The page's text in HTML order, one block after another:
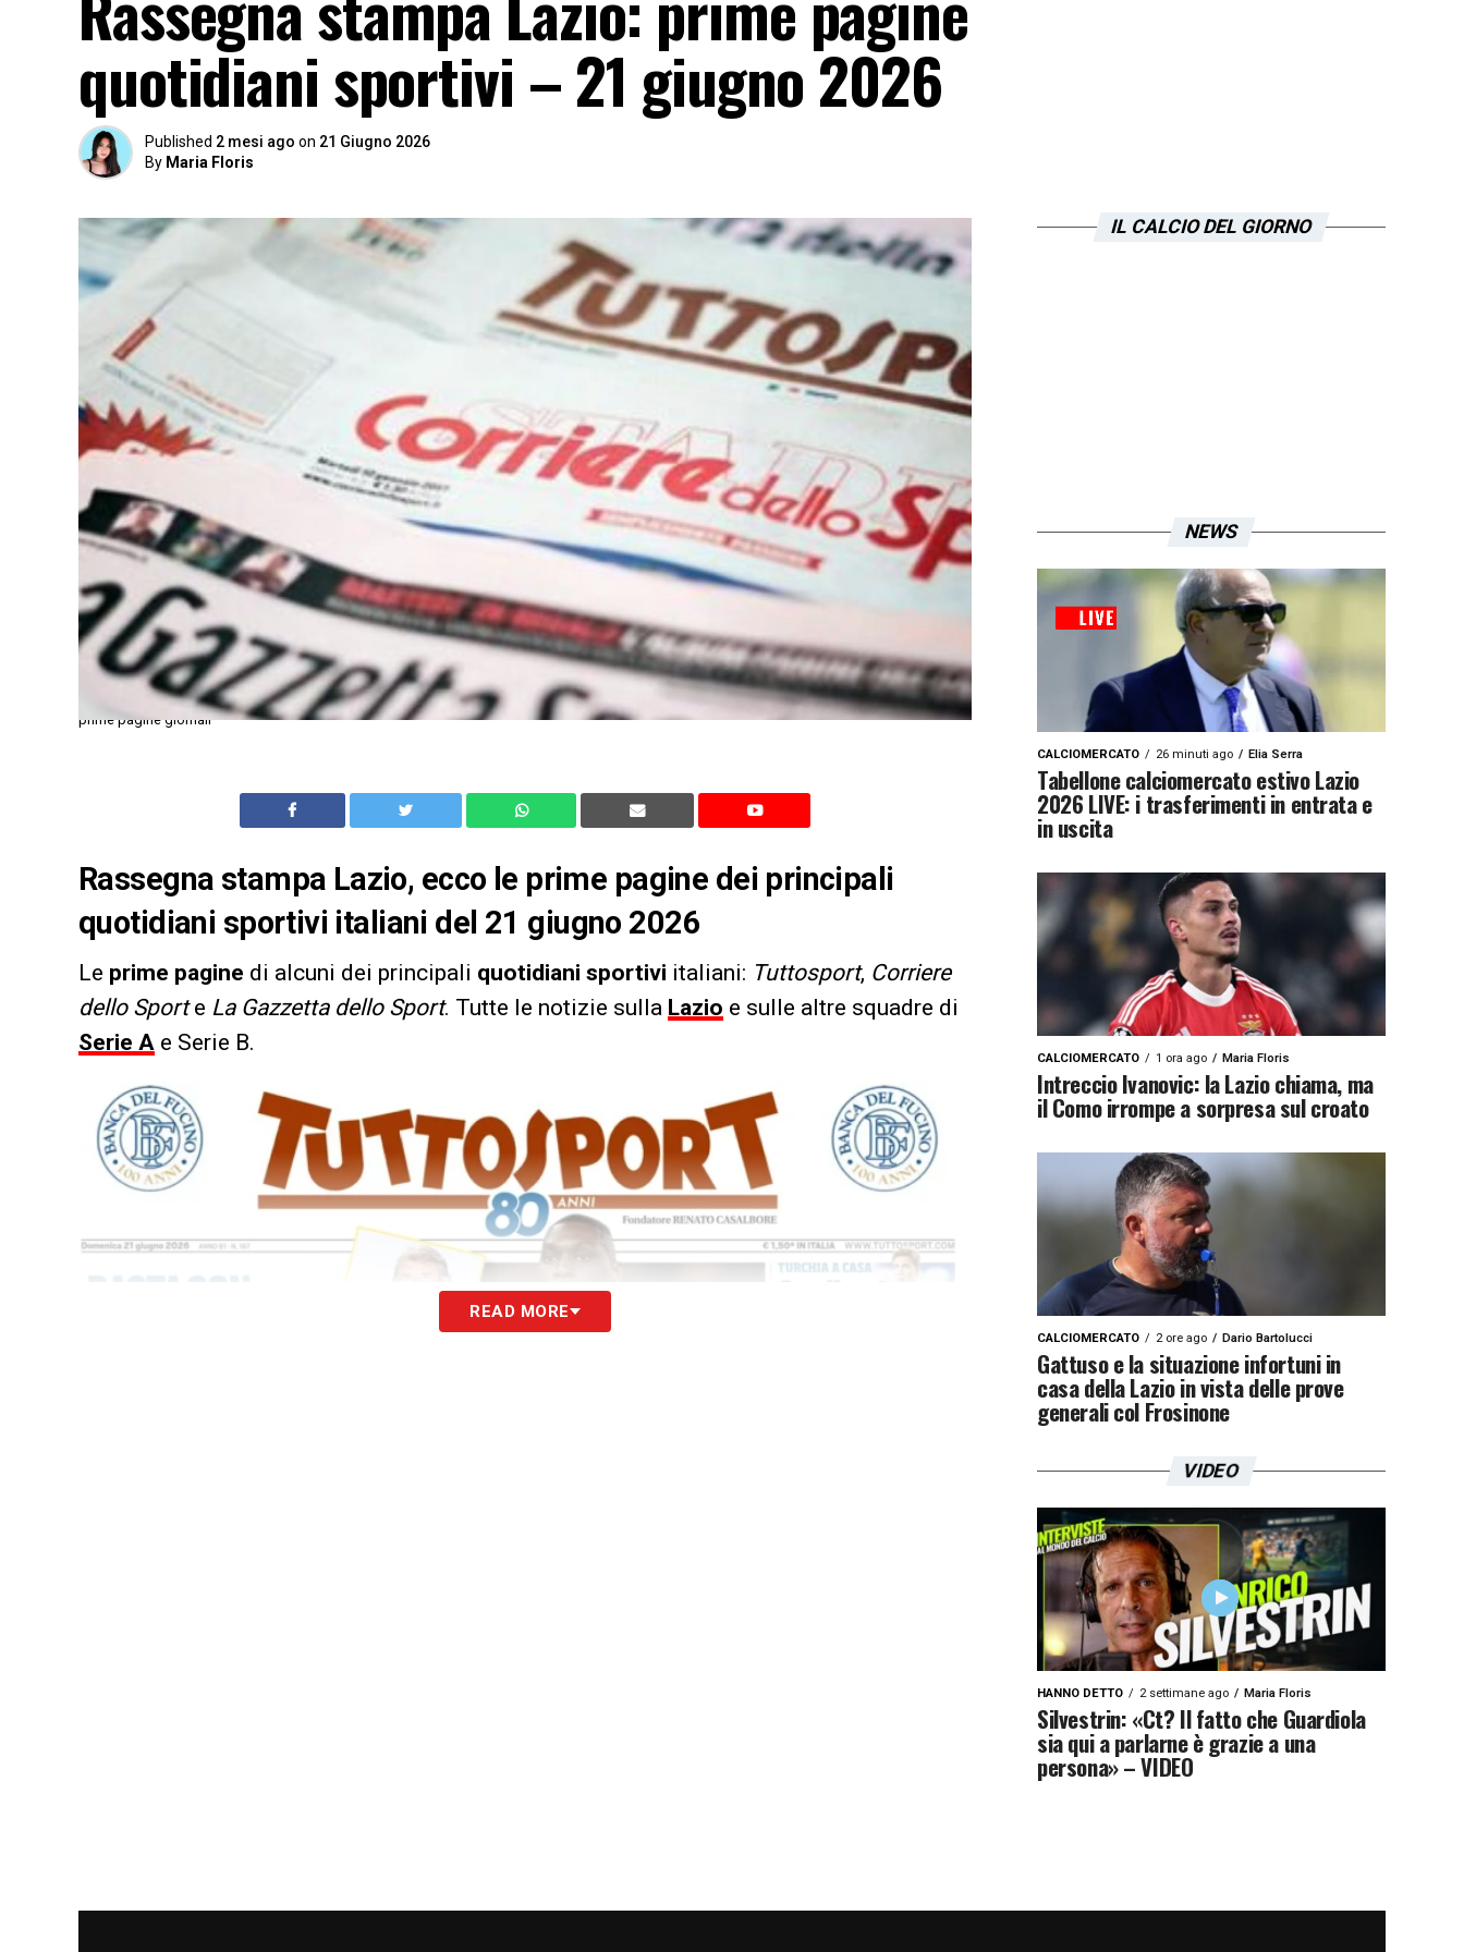
quotidiani sportivi – 21 giugno 2026
Published 2 mesi ago on 21 Giugno 2026
By Maria Floris
prime pagine giornali
Rassegna stampa Lazio, ecco le prime pagine dei principali
quotidiani sportivi italiani del 21 giugno 2026
Le prime pagine di alcuni dei principali quotidiani sportivi italiani: Tuttosport, Corriere
dello Sporte La Gazzetta dello Sport. Tutte le notizie sulla Lazio e sulle altre squadre di
Serie A e Serie B.
READ MORE
IL CALCIO DEL GIORNO
NEWS
CALCIOMERCATO 26 minuti ago Elia Serra
Tabellone calciomercato estivo Lazio
2026 LIVE: i trasferimenti in entrata e
in uscita
CALCIOMERCATO 1 ora ago Maria Floris
Intreccio Ivanovic: la Lazio chiama, ma
il Como irrompe a sorpresa sul croato
CALCIOMERCATO 2 ore ago Dario Bartolucci
Gattuso e la situazione infortuni in
casa della Lazio in vista delle prove
generali col Frosinone
VIDEO
HANNO DETTO 2 settimane ago Maria Floris
Silvestrin: «Ct? Il fatto che Guardiola
sia qui a parlarne è grazie a una
persona» – VIDEO